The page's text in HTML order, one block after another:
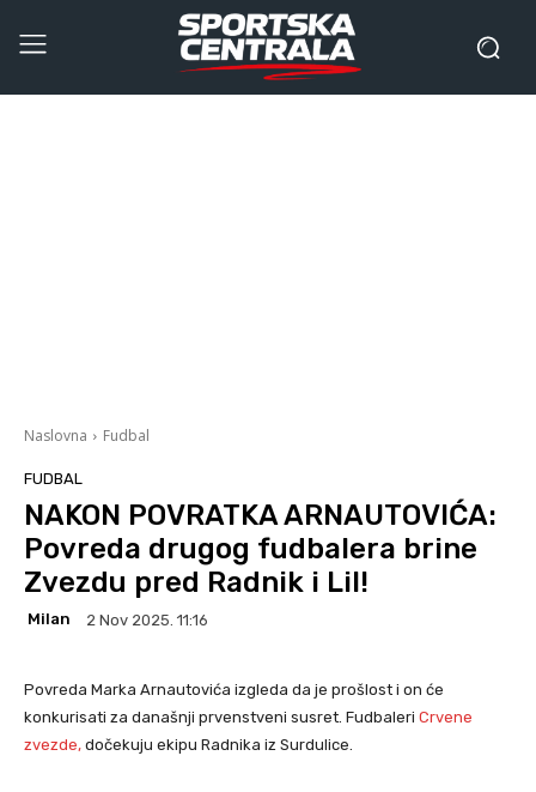
Naslovna Fudbal
FUDBAL
NAKON POVRATKA ARNAUTOVIĆA:
Povreda drugog fudbalera brine
Zvezdu pred Radnik i Lil!
Milan 2 Nov 2025. 11:16
Povreda Marka Arnautovića izgleda da je prošlost i on će
konkurisati za današnji prvenstveni susret. Fudbaleri Crvene
zvezde, dočekuju ekipu Radnika iz Surdulice.